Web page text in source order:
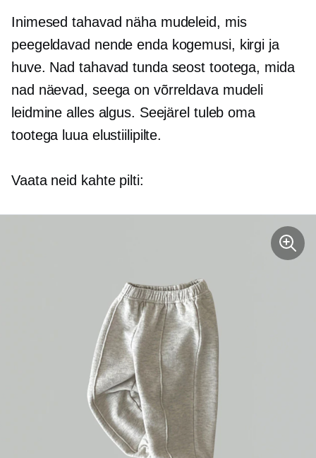
Inimesed tahavad näha mudeleid, mis
peegeldavad nende enda kogemusi, kirgi ja
huve. Nad tahavad tunda seost tootega, mida
nad näevad, seega on võrreldava mudeli
leidmine alles algus. Seejärel tuleb oma
tootega luua elustiilipilte.
Vaata neid kahte pilti: